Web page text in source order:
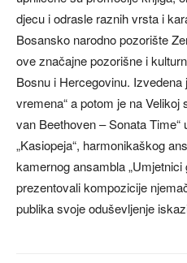
djecu i odrasle raznih vrsta i
Bosansko narodno pozorište
ove značajne pozorišne i
Bosnu i Hercegovinu. Izvedena
vremena“ a potom je na
van Beethoven – Sonata
„Kasiopeja“, harmonikaškog
kamernog ansambla „Umjetnici
prezentovali kompozicije
publika svoje oduševljenje